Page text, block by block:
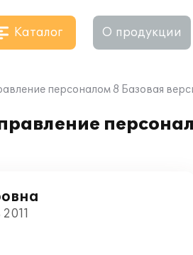
Каталог О продукции
персоналом 8 Базовая